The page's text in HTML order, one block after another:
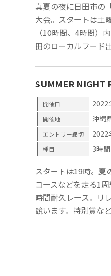
真夏の夜に日田市の
大会。スタートは土
（10時間、4時間）
田のローカルフード
SUMMER NIGHT
開催日 2022
開催地 沖縄
エントリー締切 2022
種目 3時
スタートは19時。夏
コースなどを走る1
時間耐久レース。リ
競います。特別賞な